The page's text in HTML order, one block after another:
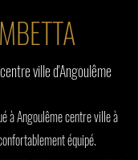
ville d'Angoulême
à Angoulême centre ville à
équipé.